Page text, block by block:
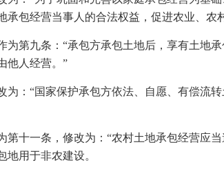
承包经营当事人的合法权益，促进农业、
为第九条：“承包方承包土地后，享有土地
他人经营。”
为：“国家保护承包方依法、自愿、有偿流
第十一条，修改为：“农村土地承包经营应
地用于非农建设。